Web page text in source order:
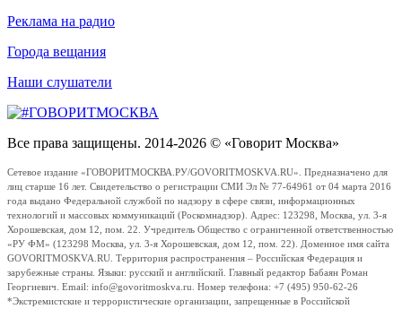
Реклама на радио
Города вещания
Наши слушатели
Все права защищены. 2014-2026 © «Говорит Москва»
Сетевое издание «ГОВОРИТМОСКВА.РУ/GOVORITMOSKVA.RU». Предназначено для
лиц старше 16 лет. Свидетельство о регистрации СМИ Эл № 77-64961 от 04 марта 2016
года выдано Федеральной службой по надзору в сфере связи, информационных
технологий и массовых коммуникаций (Роскомнадзор). Адрес: 123298, Москва, ул. 3-я
Хорошевская, дом 12, пом. 22. Учредитель Общество с ограниченной ответственностью
«РУ ФМ» (123298 Москва, ул. 3-я Хорошевская, дом 12, пом. 22). Доменное имя сайта
GOVORITMOSKVA.RU. Территория распространения – Российская Федерация и
зарубежные страны. Языки: русский и английский. Главный редактор Бабаян Роман
Георгиевич. Email: info@govoritmoskva.ru. Номер телефона: +7 (495) 950-62-26
*Экстремистские и террористические организации, запрещенные в Российской